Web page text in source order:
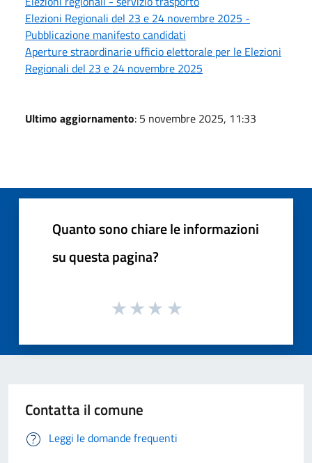
Elezioni Regionali del 23 e 24 novembre 2025 -
Pubblicazione manifesto candidati
Aperture straordinarie ufficio elettorale per le Elezioni
Regionali del 23 e 24 novembre 2025
Ultimo aggiornamento: 5 novembre 2025, 11:33
Quanto sono chiare le informazioni
su questa pagina?
Contatta il comune
Leggi le domande frequenti